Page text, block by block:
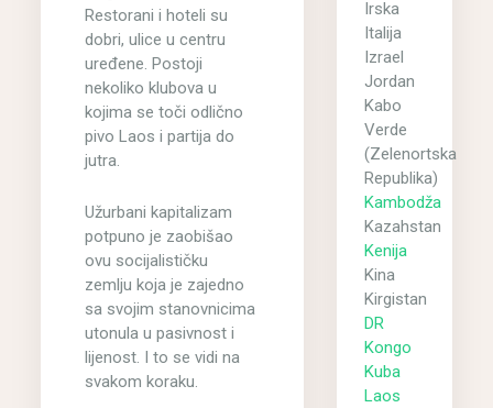
Restorani i hoteli su
dobri, ulice u centru
uređene. Postoji
nekoliko klubova u
kojima se toči odlično
pivo Laos i partija do
jutra.
Užurbani kapitalizam
potpuno je zaobišao
ovu socijalističku
zemlju koja je zajedno
sa svojim stanovnicima
utonula u pasivnost i
lijenost. I to se vidi na
svakom koraku.
Irska
Italija
Izrael
Jordan
Kabo
Verde
(Zelenortska
Republika)
Kambodža
Kazahstan
Kenija
Kina
Kirgistan
DR
Kongo
Kuba
Laos